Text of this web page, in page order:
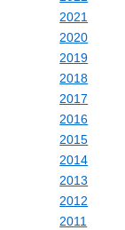
2021
2020
2019
2018
2017
2016
2015
2014
2013
2012
2011